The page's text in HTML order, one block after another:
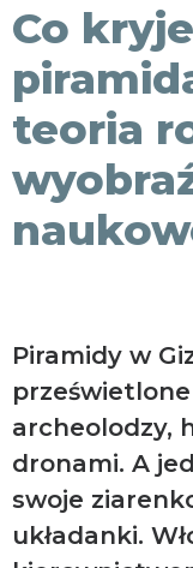
Co
teoria
Piramidy w
archeolodzy,
dronami. A
swoje
układanki.